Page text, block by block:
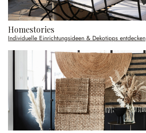
Homestories
Individuelle Einrichtungsideen & Dekotipps entdecken